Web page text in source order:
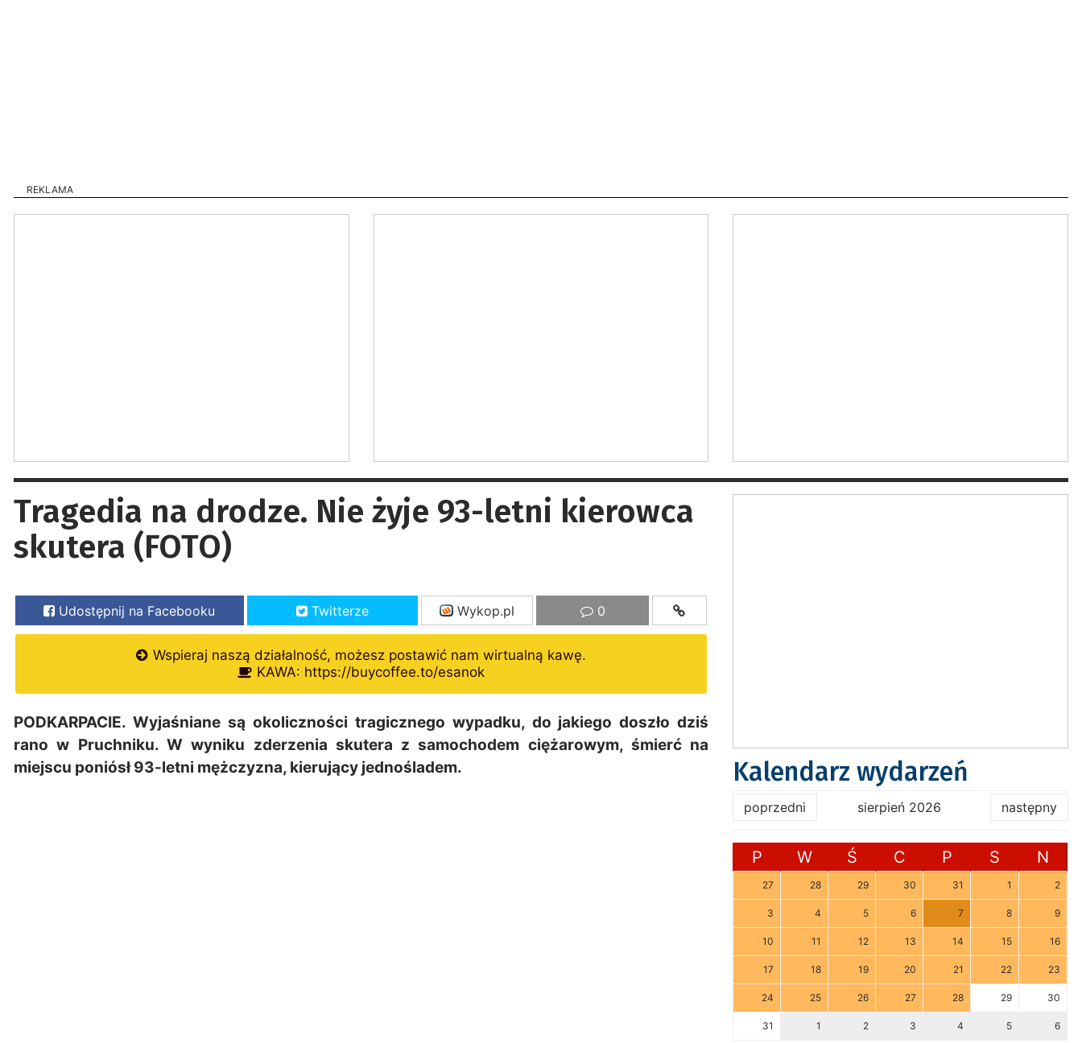
REKLAMA
Tragedia na drodze. Nie żyje 93-letni kierowca
skutera (FOTO)
Udostępnij na Facebooku Twitterze Wykop.pl 0
Wspieraj naszą działalność, możesz postawić nam wirtualną kawę.
KAWA: https://buycoffee.to/esanok
PODKARPACIE. Wyjaśniane są okoliczności tragicznego wypadku, do jakiego doszło dziś
rano w Pruchniku. W wyniku zderzenia skutera z samochodem ciężarowym, śmierć na
miejscu poniósł 93-letni mężczyzna, kierujący jednośladem.
Kalendarz wydarzeń
poprzedni sierpień 2026 następny
P W Ś C P S N
27 28 29 30 31 1 2
3 4 5 6 7 8 9
10 11 12 13 14 15 16
17 18 19 20 21 22 23
24 25 26 27 28 29 30
31 1 2 3 4 5 6